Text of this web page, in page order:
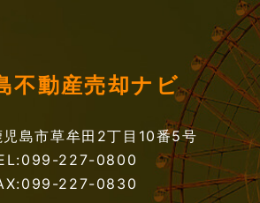
不動産売却ナビ
児島市草牟田2丁目10番5号
227-0800
227-0830